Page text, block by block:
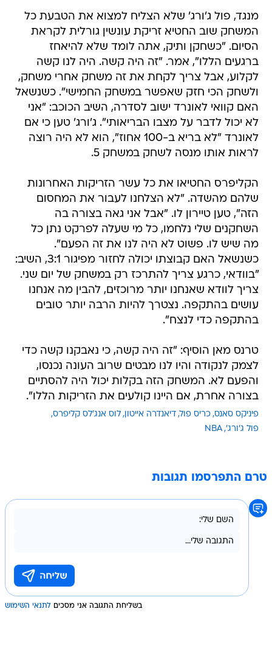
מנגד, פול ג'ורג' שלא הצליח למצוא את הטבעת כל
המשחק שוב החטיא זריקת עונשין גורלית לקראת
הסיום. "כשחקן ותיק, אתה לומד שלא להיאחז
ברגעים הללו", אמר. "זה היה קשה. היה לנו קשה
לקלוע, אבל צריך לקחת את זה משחק אחרי משחק,
ולשחק הכי חזק שאפשר במשחק החמישי". כשנשאל
האם קוואי לאונרד ישוב לסדרה, השיב הכוכב: "אני
לא יכול לדבר על מצבו הבריאותי". ג'ורג' טען כי אם
לאונרד "לא בריא ב-100 אחוז", הוא לא היה רוצה
לראות אותו מנסה לשחק במשחק 5.
הקליפרס החטיאו את כל עשר הזריקות האחרונות
שלהם מהשדה. "לא הצלחנו לעבור את המחסום
הזה", טען טיירון לו. "אבל אני גאה בצורה בה
השחקנים שלי נלחמו, כל מי שעלה לפרקט נתן כל
מה שיש לו. פשוט לא היה לנו את זה הפעם".
כשנשאל האם קבוצתו יכולה לחזור מפיגור 3:1, השיב:
"בוודאי, כרגע צריך להתרכז רק במשחק של יום שני.
צריך לוודא שאנחנו יותר מרוכזים, להבין מה אנחנו
עושים בהתקפה. נצטרך להיות הרבה יותר טובים
בהתקפה כדי לנצח".
טרנס מאן הוסיף: "זה היה קשה, כי נאבקנו קשה כדי
לצמק לנקודה והיו לנו מבטים שרוב העונה נכנסו,
והפעם לא. המשחק הזה בקלות יכול היה להסתיים
בצורה אחרת, אם היינו קולעים את הזריקות הללו".
פיניקס סאנס כריס פול דיאנדרה אייטון לוס אנג'לס קליפרס
פול ג'ורג' NBA
טרם התפרסמו תגובות
בשליחת התגובה אני מסכים לתנאי השימוש